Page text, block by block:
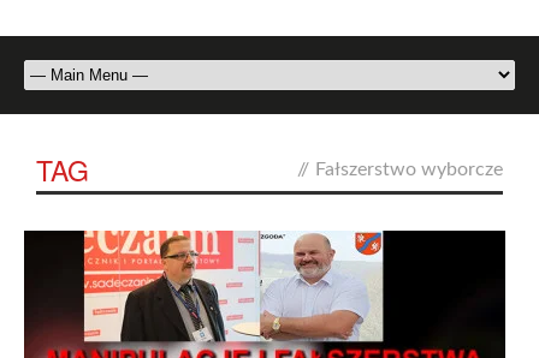
TAG // Fałszerstwo wyborcze